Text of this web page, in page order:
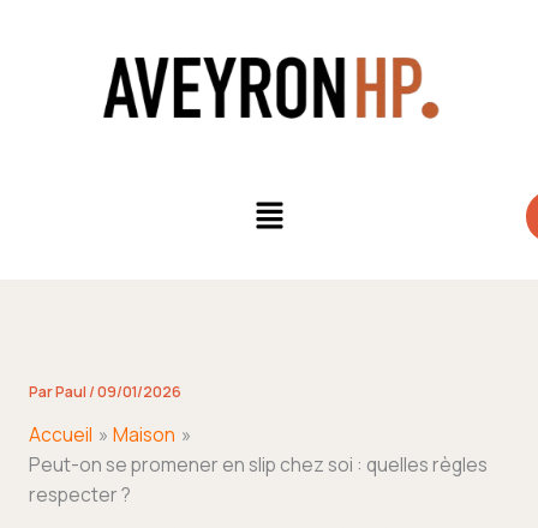
Menu
ParPaul/09/01/2026
Accueil
Maison
Peut-on se promener en slip chez soi : quelles règles
respecter ?